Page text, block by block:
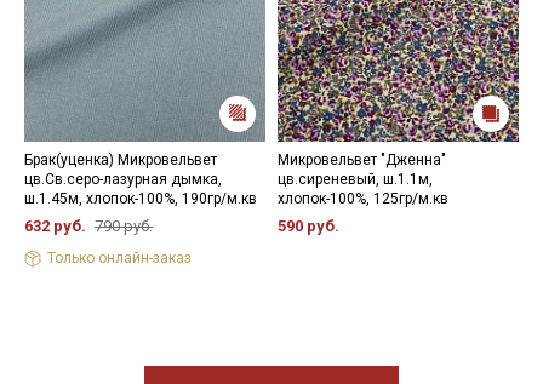
Брак(уценка) Микровельвет
цв.Св.серо-лазурная дымка,
ш.1.45м, хлопок-100%, 190гр/м.кв
632 руб. 790 руб.
Только онлайн-заказ
Микровельвет "Дженна"
цв.сиреневый, ш.1.1м,
хлопок-100%, 125гр/м.кв
590 руб.